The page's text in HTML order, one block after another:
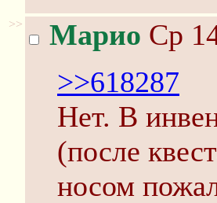
>> Марио Ср
>>618287
Нет. В
(после
носом